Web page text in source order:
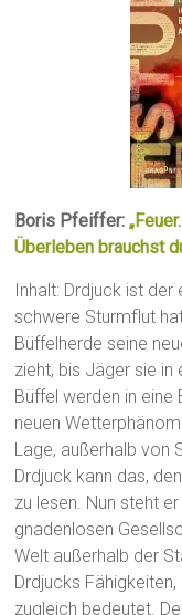
Boris Pfeiffer:
Überleben brauchst
Inhalt: Drdjuck ist
schwere Sturmflut
Büffelherde seine
zieht, bis Jäger sie in
Büffel werden in
neuen
Lage, außerhalb von
Drdjuck kann das,
zu lesen. Nun steht
gnadenlosen
Welt außerhalb der
Drdjucks
zugleich bedeutet.